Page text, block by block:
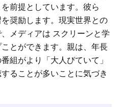
前提としています。彼ら
奨励します。現実世界との
メディアは スクリーンと学
とができます。親は、年長
組がより「大人びていて」
ることが多いことに気づき